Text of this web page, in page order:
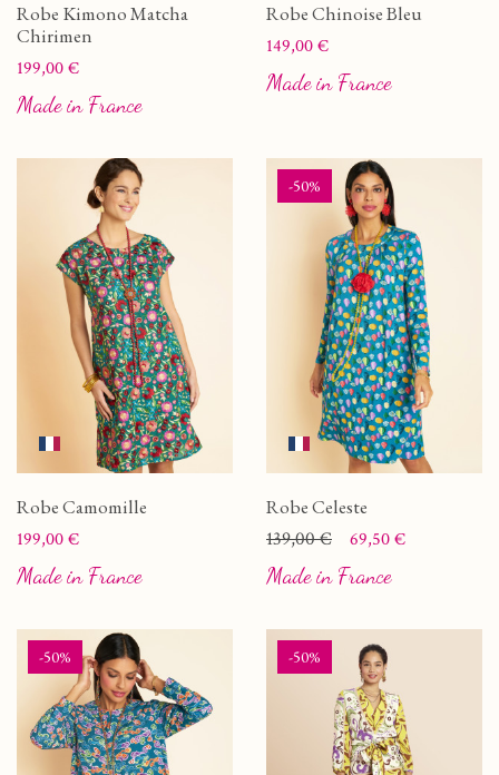
Robe Kimono Matcha
Chirimen
Prix
199,00 €
Made in France
Robe Chinoise Bleu
Prix
149,00 €
Made in France
Robe Camomille
Prix
199,00 €
Made in France
-50%
Robe Celeste
Prix
Prix de base
139,00 € 69,50 €
Made in France
-50% -50%